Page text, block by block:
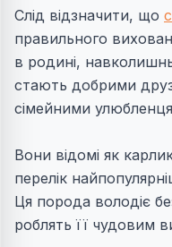
Слід відзначити, що
правильного
в родині,
стають добрими
сімейними
Вони відомі як
перелік
Ця порода володіє
роблять її чудовим